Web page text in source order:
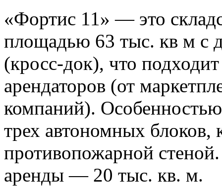
«Фортис 11» — это
площадью 63 тыс. кв м с
(кросс-док), что
арендаторов (от
компаний). Особенностью
трех автономных блоков,
противопожарной
аренды — 20 тыс. кв. м.